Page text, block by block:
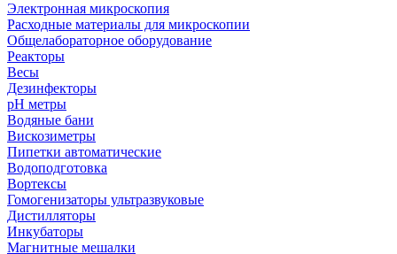
Электронная микроскопия
Расходные материалы для микроскопии
Общелабораторное оборудование
Реакторы
Весы
Дезинфекторы
рН метры
Водяные бани
Вискозиметры
Пипетки автоматические
Водоподготовка
Вортексы
Гомогенизаторы ультразвуковые
Дистилляторы
Инкубаторы
Магнитные мешалки